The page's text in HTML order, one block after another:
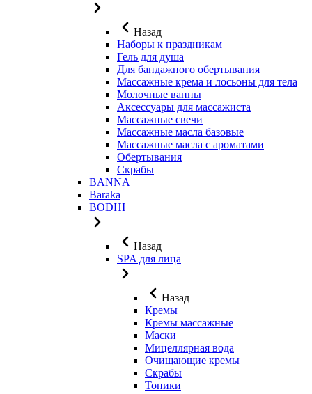
Назад
Наборы к праздникам
Гель для душа
Для бандажного обертывания
Массажные крема и лосьоны для тела
Молочные ванны
Аксессуары для массажиста
Массажные свечи
Массажные масла базовые
Массажные масла с ароматами
Обертывания
Скрабы
BANNA
Baraka
BODHI
Назад
SPA для лица
Назад
Кремы
Кремы массажные
Маски
Мицеллярная вода
Очищающие кремы
Скрабы
Тоники